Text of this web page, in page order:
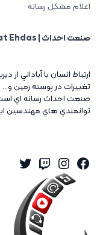
اعلام مشکل رسانه
صنعت احداث | Sanat Ehdas
ارتباط انسان با آباداني از
تغييرات در پوسته زمين و...
صنعت احداث رسانه اي
توانمندي هاي مهندسين
Facebook
Instagram
Twitch